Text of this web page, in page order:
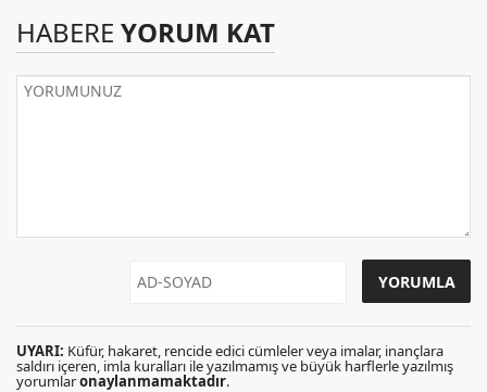
HABERE YORUM KAT
UYARI: Küfür, hakaret, rencide edici cümleler veya imalar, inançlara
saldırı içeren, imla kuralları ile yazılmamış ve büyük harflerle yazılmış
yorumlaronaylanmamaktadır.